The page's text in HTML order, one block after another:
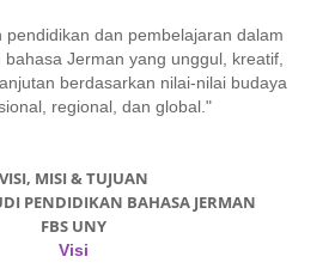
pendidikan dan pembelajaran dalam
Jerman yang unggul, kreatif,
berdasarkan nilai-nilai budaya
regional, dan global."
VISI, MISI & TUJUAN
PENDIDIKAN BAHASA JERMAN
FBS UNY
Visi